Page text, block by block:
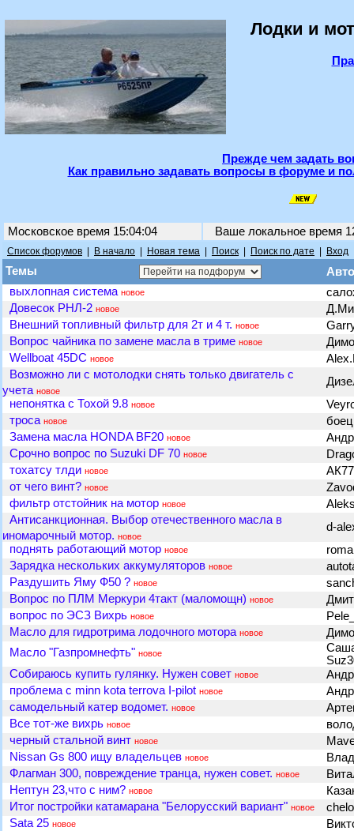
Лодки и
Прежде чем задать
Как правильно задавать вопросы в форуме и
Московское время 15:04:04 Ваше локальное время
Список форумов В начало Новая тема Поиск Поиск по дате Вход
Темы
выхлопная система новое
Довесок РНЛ-2 новое
Внешний топливный фильтр для 2т и 4 т. новое
Вопрос чайника по замене масла в триме новое
Wellboat 45DC новое
Возможно ли с мотолодки снять только двигатель с
учета новое
непонятка с Тохой 9.8 новое
троса новое
Замена масла HONDA BF20 новое
Срочно вопрос по Suzuki DF 70 новое
тохатсу тлди новое
от чего винт? новое
фильтр отстойник на мотор новое
Антисанкционная. Выбор отечественного масла в
иномарочный мотор. новое
d-
поднять работающий мотор новое
Зарядка нескольких аккумуляторов новое
Раздушить Яму Ф50 ? новое
Вопрос по ПЛМ Меркури 4такт (маломощн) новое
вопрос по ЭСЗ Вихрь новое
Масло для гидротрима лодочного мотора новое
Масло "Газпромнефть" новое
Собираюсь купить гулянку. Нужен совет новое
проблема с minn kota terrova I-pilot новое
самодельный катер водомет. новое
Все тот-же вихрь новое
черный стальной винт новое
Nissan Gs 800 ищу владельцев новое
Флагман 300, повреждение транца, нужен совет. новое
Нептун 23,что с ним? новое
Итог постройки катамарана "Белорусский вариант" новое
Sata 25 новое